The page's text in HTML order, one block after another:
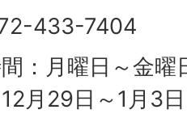
433-7404
：月曜日～金曜
月29日～1月3